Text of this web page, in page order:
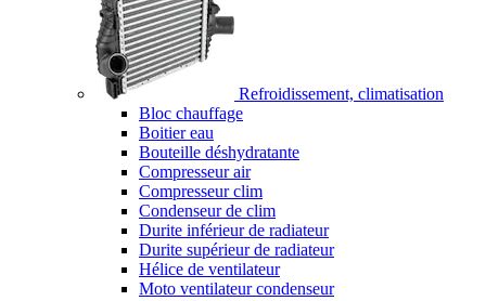
Refroidissement, climatisation
Bloc chauffage
Boitier eau
Bouteille déshydratante
Compresseur air
Compresseur clim
Condenseur de clim
Durite inférieur de radiateur
Durite supérieur de radiateur
Hélice de ventilateur
Moto ventilateur condenseur